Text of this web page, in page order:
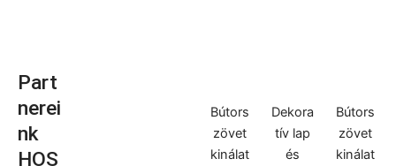
Part
nerei
nk
HOS
Bútors
zövet
kinálat
Dekora
tív lap
és
Bútors
zövet
kinálat